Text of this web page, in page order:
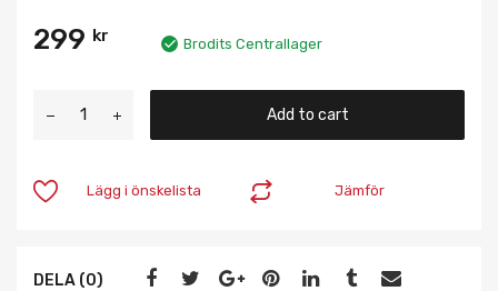
299 kr Brodits Centrallager
Add to cart
Jämför
Lägg i önskelista
DELA (0)